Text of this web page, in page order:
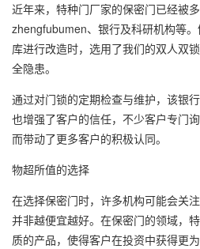
近年来，特种门厂家的保密门已经被
zhengfubumen、银行及科研机构等
库进行改造时，选用了我们的双人双
全隐患。
通过对门锁的定期检查与维护，该银
也增强了客户的信任，不少客户专门
而带动了更多客户的积极认同。
物超所值的选择
在选择保密门时，许多机构可能会关
并非越便宜越好。在保密门的领域，
质的产品，使得客户在投资中获得更